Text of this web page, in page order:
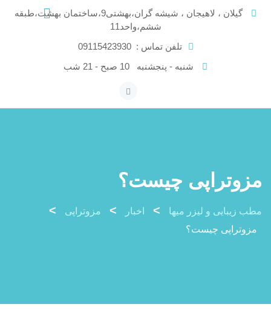
گیلان ، لاهیجان ، شیشه گران،بهشتی9،ساختمان بهشت،طبقه
ششم،واحد11
تلفن تماس :09115423930
شنبه - پنجشنبه
مزوتراپی چیست؟
مطب زیبایی و لیزر میها > اخبار > مزوتراپی >
مزوتراپی چیست؟